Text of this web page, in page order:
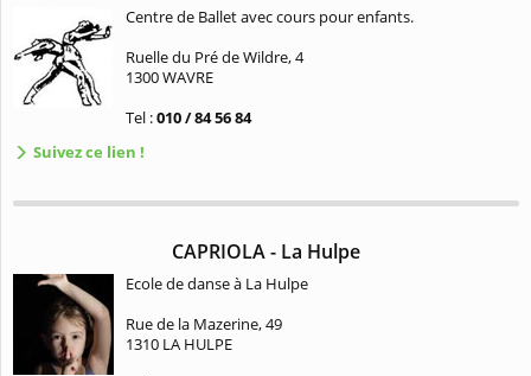
Centre de Ballet avec cours pour enfants.
Ruelle du Pré de Wildre, 4
1300 WAVRE
Tel :010 / 84 56 84
Suivez ce lien !
CAPRIOLA - La Hulpe
Ecole de danse à La Hulpe
Rue de la Mazerine, 49
1310 LA HULPE